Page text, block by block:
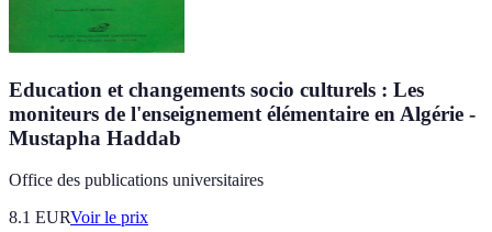
Education et changements socio culturels : Les
moniteurs de l'enseignement élémentaire en Algérie -
Mustapha Haddab
Office des publications universitaires
8.1 EURVoir le prix